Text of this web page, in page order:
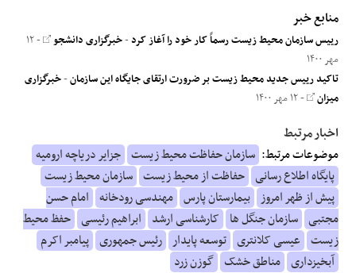
منابع خبر
رییس سازمان محیط زیست رسماً کار خود را آغاز کرد-خبرگزاری دانشجو
- ۱۲
مهر ۱۴۰۰
تاکید رییس جدید محیط زیست بر ضرورت ارتقای جایگاه این سازمان-خبرگزاری
میزان - ۱۲ مهر ۱۴۰۰
اخبار مرتبط
موضوعات مرتبط: سازمان حفاظت محیط زیست جزایر دریاچه ارومیه
پایگاه اطلاع رسانی حفاظت از محیط زیست سازمان محیط زیست
پیش از ظهر امروز بیمارستان پارس مهندسی رودخانه امام حسن
مجتبی سازمان جنگل ها کارشناسی ارشد ابراهیم رئیسی حفظ محیط
زیست عیسی کلانتری توسعه پایدار رئیس جمهوری پیامبر اکرم
آبخیزداری مناطق خشک گوزن زرد